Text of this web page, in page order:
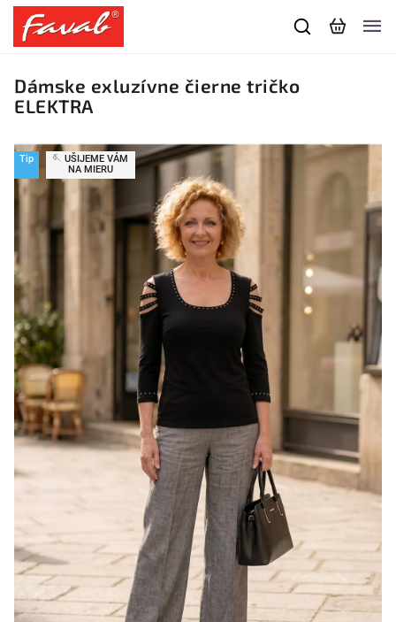
Dámske exluzívne čierne tričko
ELEKTRA
Tip
🪡 UŠIJEME VÁM
NA MIERU